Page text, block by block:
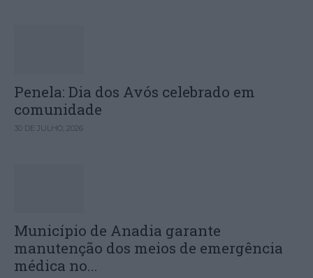
Penela: Dia dos Avós celebrado em
comunidade
30 DE JULHO, 2026
Município de Anadia garante
manutenção dos meios de emergência
médica no...